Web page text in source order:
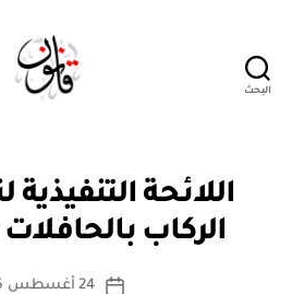
البحث
التصنيفات
اللائحة
الركاب
تاريخ
24 أغسطس 2025